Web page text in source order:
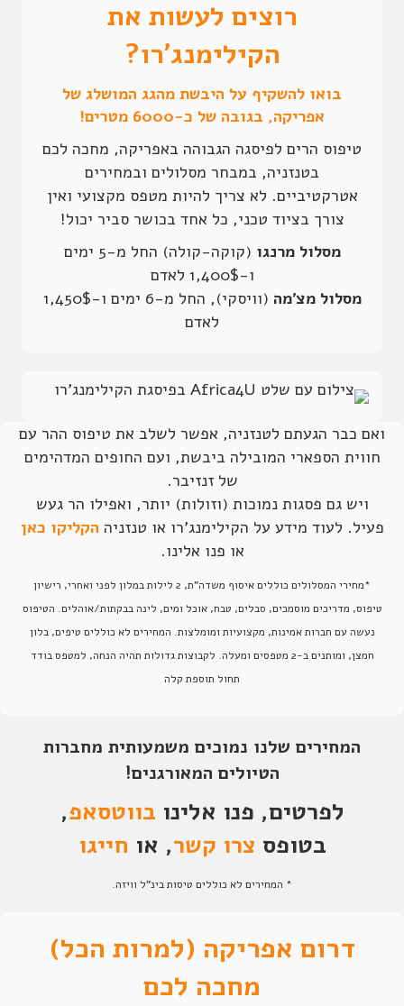
רוצים לעשות את
הקילימנג'רו?
בואו להשקיף על היבשת מהגג המושלג של
אפריקה, בגובה של כ-6000 מטרים!
טיפוס הרים לפיסגה הגבוהה באפריקה, מחכה לכם
בטנזניה, במבחר מסלולים ובמחירים
אטרקטיביים. לא צריך להיות מטפס מקצועי ואין
צורך בציוד טכני, כל אחד בכושר סביר יכול!
מסלול מרנגו
(קוקה-קולה) החל מ-5 ימים
ו-1,400$ לאדם
מסלול מצ'מה
(וויסקי), החל מ-6 ימים ו-1,450$
לאדם
ואם כבר הגעתם לטנזניה, אפשר לשלב את טיפוס ההר עם
חווית הספארי המובילה ביבשת, ועם החופים המדהימים
של זנזיבר.
ויש גם פסגות נמוכות (וזולות) יותר, ואפילו הר געש
פעיל. לעוד מידע על הקילימנג'רו או טנזניה הקליקו כאן
או פנו אלינו.
*מחירי המסלולים כוללים איסוף משדה"ת, 2 לילות במלון לפני ואחרי, רישיון
טיפוס, מדריכים מוסמכים, סבלים, טבח, אוכל ומים, לינה בבקתות/אוהלים. הטיפוס
נעשה עם חברות אמינות, מקצועיות ומומלצות. המחירים לא כוללים טיפים, בלון
חמצן, ומותנים ב-2 מטפסים ומעלה. לקבוצות גדולות תהיה הנחה, למטפס בודד
תחול תוספת קלה
המחירים שלנו נמוכים משמעותית מחברות
הטיולים המאורגנים!
לפרטים, פנו אלינו בווטסאפ,
בטופס צרו קשר, או חייגו
* המחירים לא כוללים טיסות בינ"ל וויזה.
דרום אפריקה (למרות הכל)
מחכה לכם